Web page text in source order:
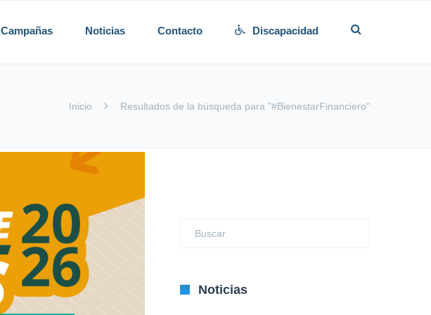
Campañas Noticias Contacto Discapacidad
Inicio Resultados de la búsqueda para "#BienestarFinanciero"
Noticias